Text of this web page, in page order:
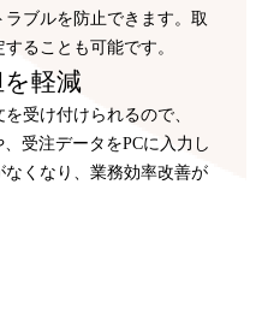
ブルを防止できます。取
ることも可能です。
軽減
受け付けられるので、
受注データをPCに入力し
くなり、業務効率改善が